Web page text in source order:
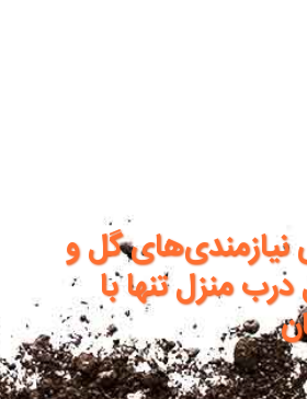
نیازمندی‌های گل و
منزل تنها با